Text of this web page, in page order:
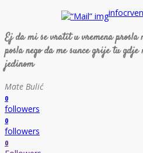
Ej da mi se vratit u vremena prosla
posla nego da me sunce grije tu
jedinom
Mate Bulić
0
followers
0
followers
0